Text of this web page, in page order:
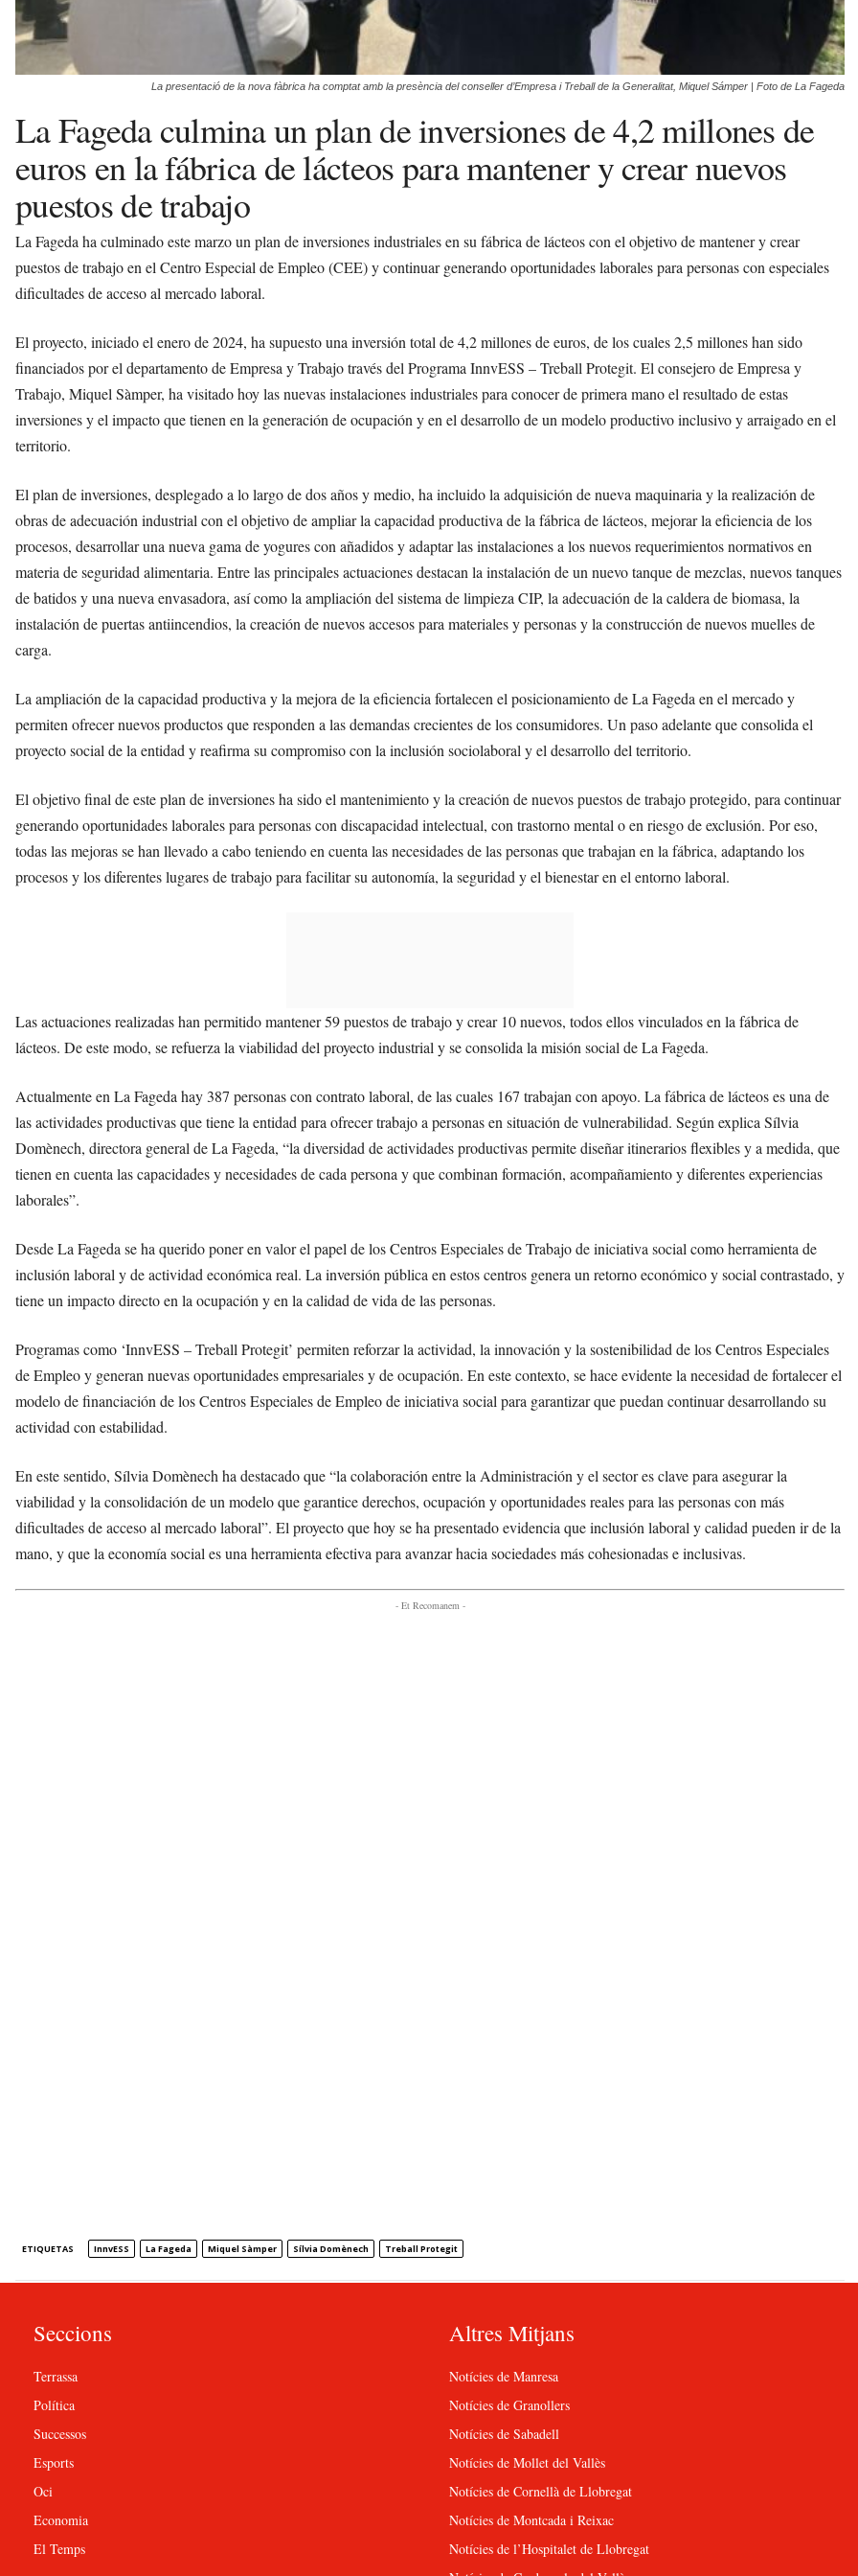
La presentació de la nova fàbrica ha comptat amb la presència del conseller d’Empresa i Treball de la Generalitat, Miquel Sámper | Foto de La Fageda
La Fageda culmina un plan de inversiones de 4,2 millones de
euros en la fábrica de lácteos para mantener y crear nuevos
puestos de trabajo
La Fageda ha culminado este marzo un plan de inversiones industriales en su fábrica de lácteos con el objetivo de mantener y crear
puestos de trabajo en el Centro Especial de Empleo (CEE) y continuar generando oportunidades laborales para personas con especiales
dificultades de acceso al mercado laboral.
El proyecto, iniciado el enero de 2024, ha supuesto una inversión total de 4,2 millones de euros, de los cuales 2,5 millones han sido
financiados por el departamento de Empresa y Trabajo través del Programa InnvESS – Treball Protegit. El consejero de Empresa y
Trabajo, Miquel Sàmper, ha visitado hoy las nuevas instalaciones industriales para conocer de primera mano el resultado de estas
inversiones y el impacto que tienen en la generación de ocupación y en el desarrollo de un modelo productivo inclusivo y arraigado en el
territorio.
El plan de inversiones, desplegado a lo largo de dos años y medio, ha incluido la adquisición de nueva maquinaria y la realización de
obras de adecuación industrial con el objetivo de ampliar la capacidad productiva de la fábrica de lácteos, mejorar la eficiencia de los
procesos, desarrollar una nueva gama de yogures con añadidos y adaptar las instalaciones a los nuevos requerimientos normativos en
materia de seguridad alimentaria. Entre las principales actuaciones destacan la instalación de un nuevo tanque de mezclas, nuevos tanques
de batidos y una nueva envasadora, así como la ampliación del sistema de limpieza CIP, la adecuación de la caldera de biomasa, la
instalación de puertas antiincendios, la creación de nuevos accesos para materiales y personas y la construcción de nuevos muelles de
carga.
La ampliación de la capacidad productiva y la mejora de la eficiencia fortalecen el posicionamiento de La Fageda en el mercado y
permiten ofrecer nuevos productos que responden a las demandas crecientes de los consumidores. Un paso adelante que consolida el
proyecto social de la entidad y reafirma su compromiso con la inclusión sociolaboral y el desarrollo del territorio.
El objetivo final de este plan de inversiones ha sido el mantenimiento y la creación de nuevos puestos de trabajo protegido, para continuar
generando oportunidades laborales para personas con discapacidad intelectual, con trastorno mental o en riesgo de exclusión. Por eso,
todas las mejoras se han llevado a cabo teniendo en cuenta las necesidades de las personas que trabajan en la fábrica, adaptando los
procesos y los diferentes lugares de trabajo para facilitar su autonomía, la seguridad y el bienestar en el entorno laboral.
Las actuaciones realizadas han permitido mantener 59 puestos de trabajo y crear 10 nuevos, todos ellos vinculados en la fábrica de
lácteos. De este modo, se refuerza la viabilidad del proyecto industrial y se consolida la misión social de La Fageda.
Actualmente en La Fageda hay 387 personas con contrato laboral, de las cuales 167 trabajan con apoyo. La fábrica de lácteos es una de
las actividades productivas que tiene la entidad para ofrecer trabajo a personas en situación de vulnerabilidad. Según explica Sílvia
Domènech, directora general de La Fageda, “la diversidad de actividades productivas permite diseñar itinerarios flexibles y a medida, que
tienen en cuenta las capacidades y necesidades de cada persona y que combinan formación, acompañamiento y diferentes experiencias
laborales”.
Desde La Fageda se ha querido poner en valor el papel de los Centros Especiales de Trabajo de iniciativa social como herramienta de
inclusión laboral y de actividad económica real. La inversión pública en estos centros genera un retorno económico y social contrastado, y
tiene un impacto directo en la ocupación y en la calidad de vida de las personas.
Programas como ‘InnvESS – Treball Protegit’ permiten reforzar la actividad, la innovación y la sostenibilidad de los Centros Especiales
de Empleo y generan nuevas oportunidades empresariales y de ocupación. En este contexto, se hace evidente la necesidad de fortalecer el
modelo de financiación de los Centros Especiales de Empleo de iniciativa social para garantizar que puedan continuar desarrollando su
actividad con estabilidad.
En este sentido, Sílvia Domènech ha destacado que “la colaboración entre la Administración y el sector es clave para asegurar la
viabilidad y la consolidación de un modelo que garantice derechos, ocupación y oportunidades reales para las personas con más
dificultades de acceso al mercado laboral”. El proyecto que hoy se ha presentado evidencia que inclusión laboral y calidad pueden ir de la
mano, y que la economía social es una herramienta efectiva para avanzar hacia sociedades más cohesionadas e inclusivas.
- Et Recomanem -
ETIQUETAS InnvESS La Fageda Miquel Sàmper Sílvia Domènech Treball Protegit
Seccions
Terrassa
Política
Successos
Esports
Oci
Economia
El Temps
Altres Mitjans
Notícies de Manresa
Notícies de Granollers
Notícies de Sabadell
Notícies de Mollet del Vallès
Notícies de Cornellà de Llobregat
Notícies de Montcada i Reixac
Notícies de l’Hospitalet de Llobregat